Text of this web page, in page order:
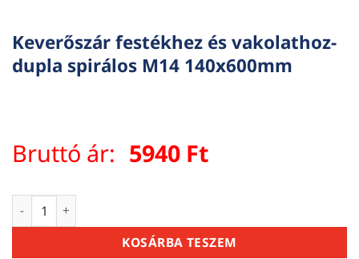
Keverőszár festékhez és vakolathoz-
dupla spirálos M14 140x600mm
Bruttó ár: 5940 Ft
Keverőszár festékhez és vakolathoz- dupla spirálos M14
KOSÁRBA TESZEM